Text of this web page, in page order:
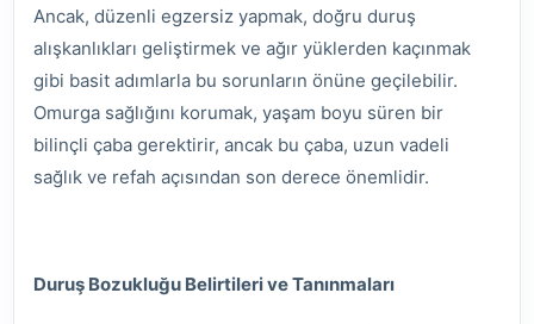
Ancak, düzenli egzersiz yapmak, doğru duruş
alışkanlıkları geliştirmek ve ağır yüklerden kaçınmak
gibi basit adımlarla bu sorunların önüne geçilebilir.
Omurga sağlığını korumak, yaşam boyu süren bir
bilinçli çaba gerektirir, ancak bu çaba, uzun vadeli
sağlık ve refah açısından son derece önemlidir.
Duruş Bozukluğu Belirtileri ve Tanınmaları